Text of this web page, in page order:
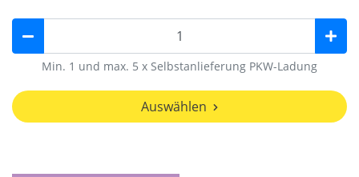
Min. 1 und max. 5 x Selbstanlieferung PKW-Ladung
Auswählen